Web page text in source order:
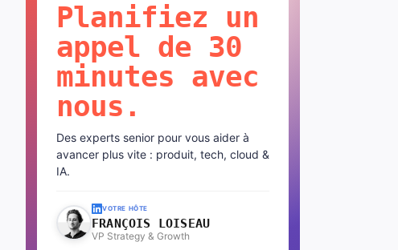
Planifiez un
appel de 30
minutes avec
nous.
Des experts senior pour vous aider à
avancer plus vite : produit, tech, cloud &
IA.
VOTRE HÔTE
FRANÇOIS LOISEAU
VP Strategy & Growth